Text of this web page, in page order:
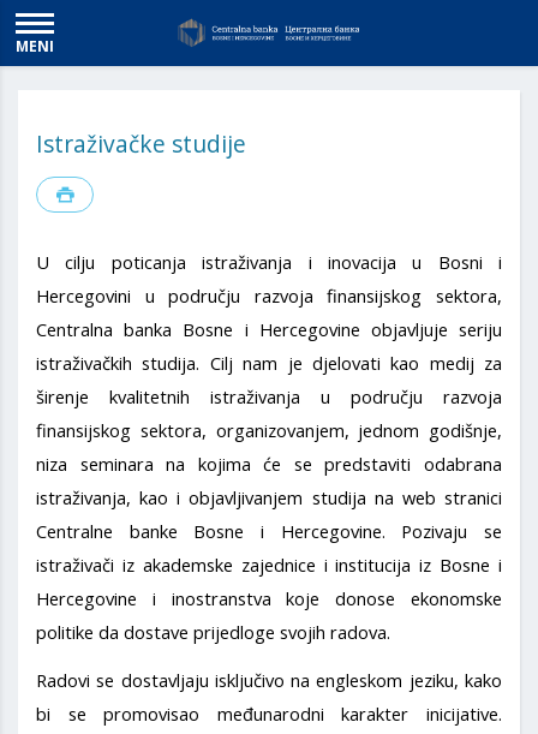
MENI
Istraživačke studije
U cilju poticanja istraživanja i inovacija u Bosni i
Hercegovini u području razvoja finansijskog sektora,
Centralna banka Bosne i Hercegovine objavljuje seriju
istraživačkih studija. Cilj nam je djelovati kao medij za
širenje kvalitetnih istraživanja u području razvoja
finansijskog sektora, organizovanjem, jednom godišnje,
niza seminara na kojima će se predstaviti odabrana
istraživanja, kao i objavljivanjem studija na web stranici
Centralne banke Bosne i Hercegovine. Pozivaju se
istraživači iz akademske zajednice i institucija iz Bosne i
Hercegovine i inostranstva koje donose ekonomske
politike da dostave prijedloge svojih radova.
Radovi se dostavljaju isključivo na engleskom jeziku, kako
bi se promovisao međunarodni karakter inicijative.